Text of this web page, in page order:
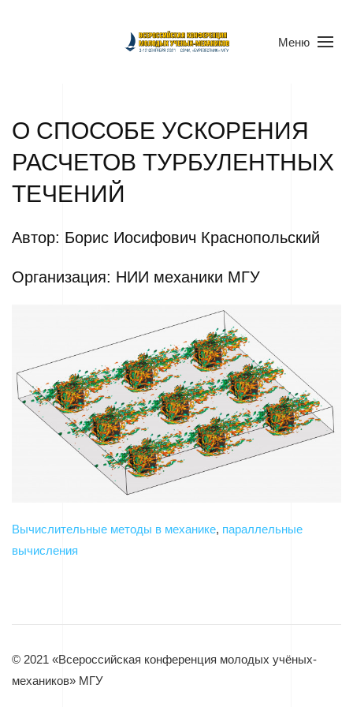
Меню
О СПОСОБЕ УСКОРЕНИЯ
РАСЧЕТОВ ТУРБУЛЕНТНЫХ
ТЕЧЕНИЙ
Автор: Борис Иосифович Краснопольский
Организация: НИИ механики МГУ
Вычислительные методы в механике, параллельные
вычисления
© 2021 «Всероссийская конференция молодых учёных-
механиков» МГУ